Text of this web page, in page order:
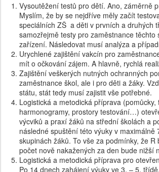
Vysoutěžení testů pro dětí. Ano, záměrně
Myslím, že by se nejdříve měly začít
speciálních ZŠ a děti v prvních a druhých
samozřejmě testy pro zaměstnance těchto
zařízení. Následovat musí analýza a
Urychlené zajištění vakcín pro
mít o očkování zájem. A hlavně, rychlá
Zajištění veškerých nutných ochranných
zaměstnance škol, ale i pro děti a žáky.
státu, stát tedy musí zajistit vše potřebné.
Logistická a metodická příprava (pomůcky,
harmonogramy, prostory testování…)
výcviků a praxí žáků na střední školách a
následné spuštění této výuky v maximálně
skupinách žáků. To vše za podmínky, že
počet nově nakažených za den bude nižší
Logistická a metodická příprava pro
Po 14 dnech zahájení výuky ve 3. – 5. třídě.